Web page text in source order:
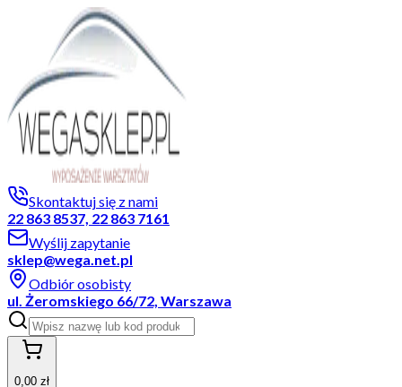
Skontaktuj się z nami
22 863 8537, 22 863 7161
Wyślij zapytanie
sklep@wega.net.pl
Odbiór osobisty
ul. Żeromskiego 66/72, Warszawa
0,00 zł